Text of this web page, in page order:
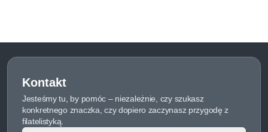
Kontakt
Jesteśmy tu, by pomóc – niezależnie, czy szukasz
konkretnego znaczka, czy dopiero zaczynasz przygodę z
filatelistyką.